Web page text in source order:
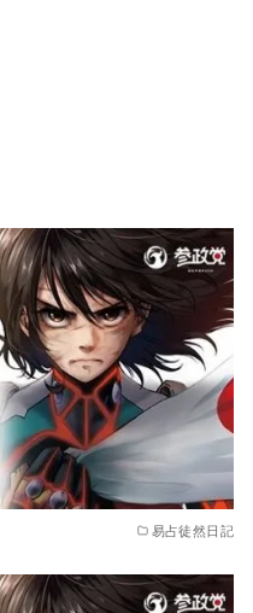
易占徒然日記